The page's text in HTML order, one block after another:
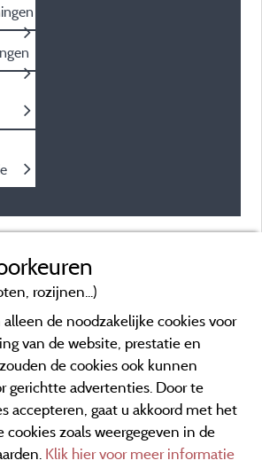
rozijnen...)
de noodzakelijke cookies voor
van de website, prestatie en
de cookies ook kunnen
gerichtte advertenties. Door te
accepteren, gaat u akkoord met het
cookies zoals weergegeven in de
Klik hier voor meer informatie